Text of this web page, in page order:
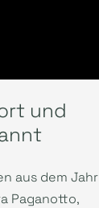
und
aus dem Jahr
Paganotto,